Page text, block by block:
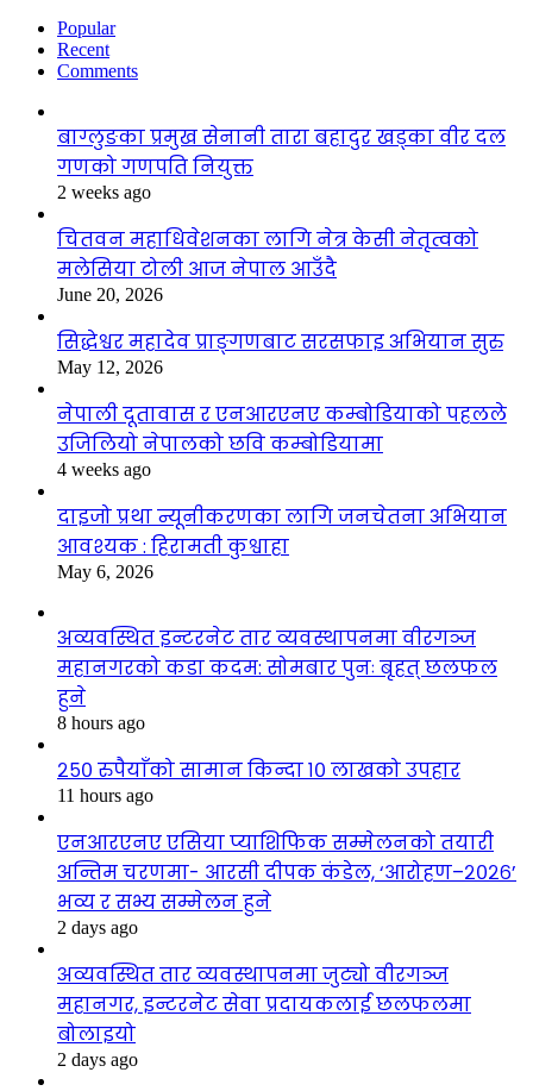
Popular
Recent
Comments
बाग्लुङका प्रमुख सेनानी तारा बहादुर खड्का वीर दल
गणको गणपति नियुक्त
2 weeks ago
चितवन महाधिवेशनका लागि नेत्र केसी नेतृत्वको
मलेसिया टोली आज नेपाल आउँदै
June 20, 2026
सिद्धेश्वर महादेव प्राङ्गणबाट सरसफाइ अभियान सुरु
May 12, 2026
नेपाली दूतावास र एनआरएनए कम्बोडियाको पहलले
उजिलियो नेपालको छवि कम्बोडियामा
4 weeks ago
दाइजो प्रथा न्यूनीकरणका लागि जनचेतना अभियान
आवश्यक : हिरामती कुश्वाहा
May 6, 2026
अव्यवस्थित इन्टरनेट तार व्यवस्थापनमा वीरगञ्ज
महानगरको कडा कदम: सोमबार पुनः बृहत् छलफल
हुने
8 hours ago
२५० रुपैयाँको सामान किन्दा १० लाखको उपहार
11 hours ago
एनआरएनए एसिया प्याशिफिक सम्मेलनको तयारी
अन्तिम चरणमा- आरसी दीपक कंडेल, ‘आरोहण–२०२६’
भव्य र सभ्य सम्मेलन हुने
2 days ago
अव्यवस्थित तार व्यवस्थापनमा जुट्यो वीरगञ्ज
महानगर, इन्टरनेट सेवा प्रदायकलाई छलफलमा
बोलाइयो
2 days ago